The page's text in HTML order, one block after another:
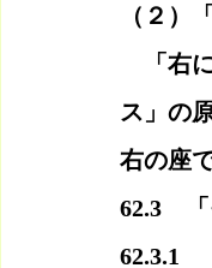
（２）
「右に
ス」の
右の座
62.3　
62.3.1　